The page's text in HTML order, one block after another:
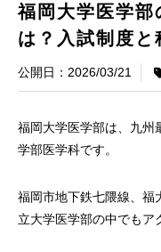
福岡大学医学部
は？入試制度
2026/03/21
福岡大学医学部は、九州
学部医学科です。
福岡市地下鉄七隈線、福
立大学医学部の中でもア